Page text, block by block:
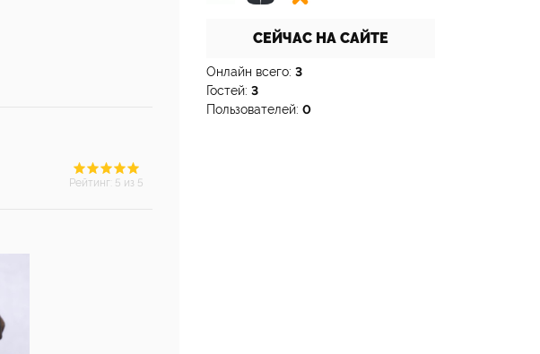
Рейтинг 5 из 5
СЕЙЧАС НА САЙТЕ
Онлайн всего: 3
Гостей: 3
Пользователей: 0